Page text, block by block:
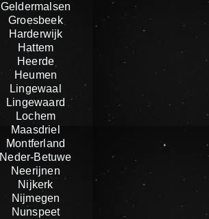
Geldermalsen
Groesbeek
Harderwijk
Hattem
Heerde
Heumen
Lingewaal
Lingewaard
Lochem
Maasdriel
Montferland
Neder-Betuwe
Neerijnen
Nijkerk
Nijmegen
Nunspeet